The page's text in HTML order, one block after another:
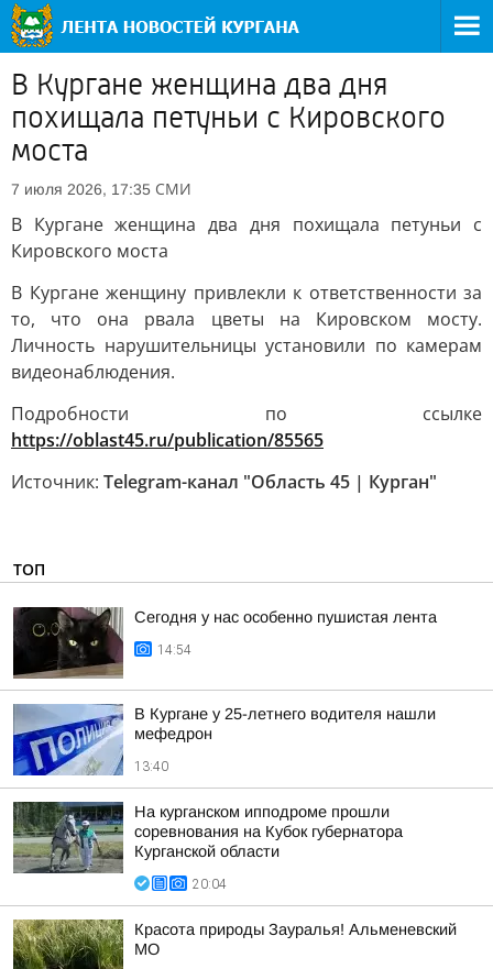
В Кургане женщина два дня
похищала петуньи с Кировского
моста
7 июля 2026, 17:35 СМИ
В Кургане женщина два дня похищала петуньи с
Кировского моста
В Кургане женщину привлекли к ответственности за
то, что она рвала цветы на Кировском мосту.
Личность нарушительницы установили по камерам
видеонаблюдения.
Подробности по ссылке
https://oblast45.ru/publication/85565
Источник: Telegram-канал "Область 45 | Курган"
ТОП
Сегодня у нас особенно пушистая лента
14:54
В Кургане у 25-летнего водителя нашли
мефедрон
13:40
На курганском ипподроме прошли
соревнования на Кубок губернатора
Курганской области
20:04
Красота природы Зауралья! Альменевский
МО